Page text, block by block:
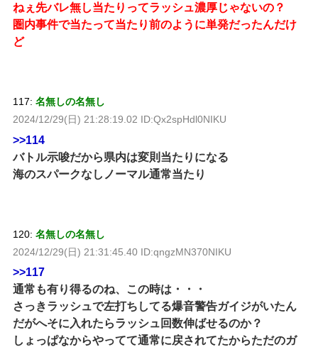
ねぇ先バレ無し当たりってラッシュ濃厚じゃないの？
圏内事件で当たって当たり前のように単発だったんだけ
ど
117: 名無しの名無し
2024/12/29(日) 21:28:19.02 ID:Qx2spHdl0NIKU
>>114
バトル示唆だから県内は変則当たりになる
海のスパークなしノーマル通常当たり
120: 名無しの名無し
2024/12/29(日) 21:31:45.40 ID:qngzMN370NIKU
>>117
通常も有り得るのね、この時は・・・
さっきラッシュで左打ちしてる爆音警告ガイジがいたん
だがへそに入れたらラッシュ回数伸ばせるのか？
しょっぱなからやってて通常に戻されてたからただのガ